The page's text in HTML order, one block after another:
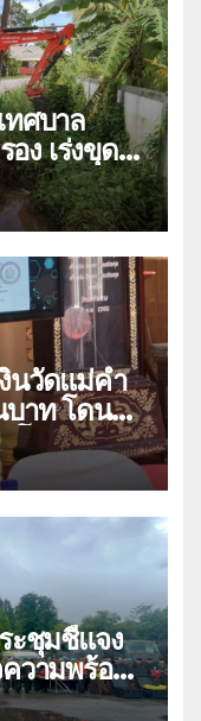
ทศบาล
ง เร่งขุด
งกันและลด
นวัดแม่คำ
บาท โดน
โอนข้ามปีก
ะชุมชี้แจง
วามพร้อม
ย